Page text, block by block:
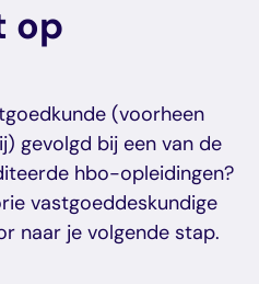
op
(voorheen
gevolgd bij een van de
hbo-opleidingen?
vastgoeddeskundige
naar je volgende stap.